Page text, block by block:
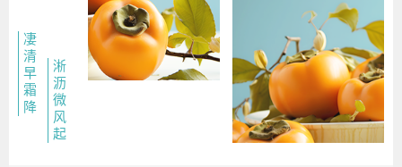
凄
清
早
霜
降
淅
沥
微
风
起